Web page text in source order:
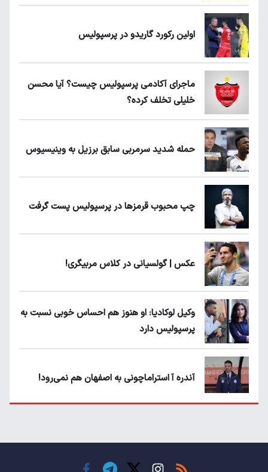
اولین رکورد گاریدو در پرسپولیس
ماجرای آکادمی پرسپولیس چیست؟ آیا محسن
خلیلی تخلف کرده؟
حمله شدید سرمربی سابق برزیل به وینیسیوس
چپ محبوب قرمزها در پرسپولیس پست گرفت
عکس | گولسیانی در کلاس مربیگری!
وکیل لوکادیا: او هنوز هم احساس خوبی نسبت به
پرسپولیس دارد
آندره آ استراماچونی به اصفهان هم نمی‌رود!
حسن روی هوا!